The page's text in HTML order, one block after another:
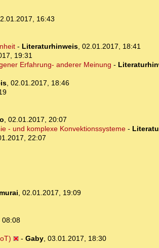
16:43
- Literaturhinweis, 02.01.2017, 18:41
19:31
Erfahrung- anderer Meinung -
, 02.01.2017, 18:46
, 02.01.2017, 20:07
- und komplexe Konvektionssysteme-
22:07
, 02.01.2017, 19:09
08:08
- Gaby, 03.01.2017, 18:30